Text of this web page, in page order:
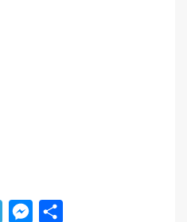
TelegramMessenger